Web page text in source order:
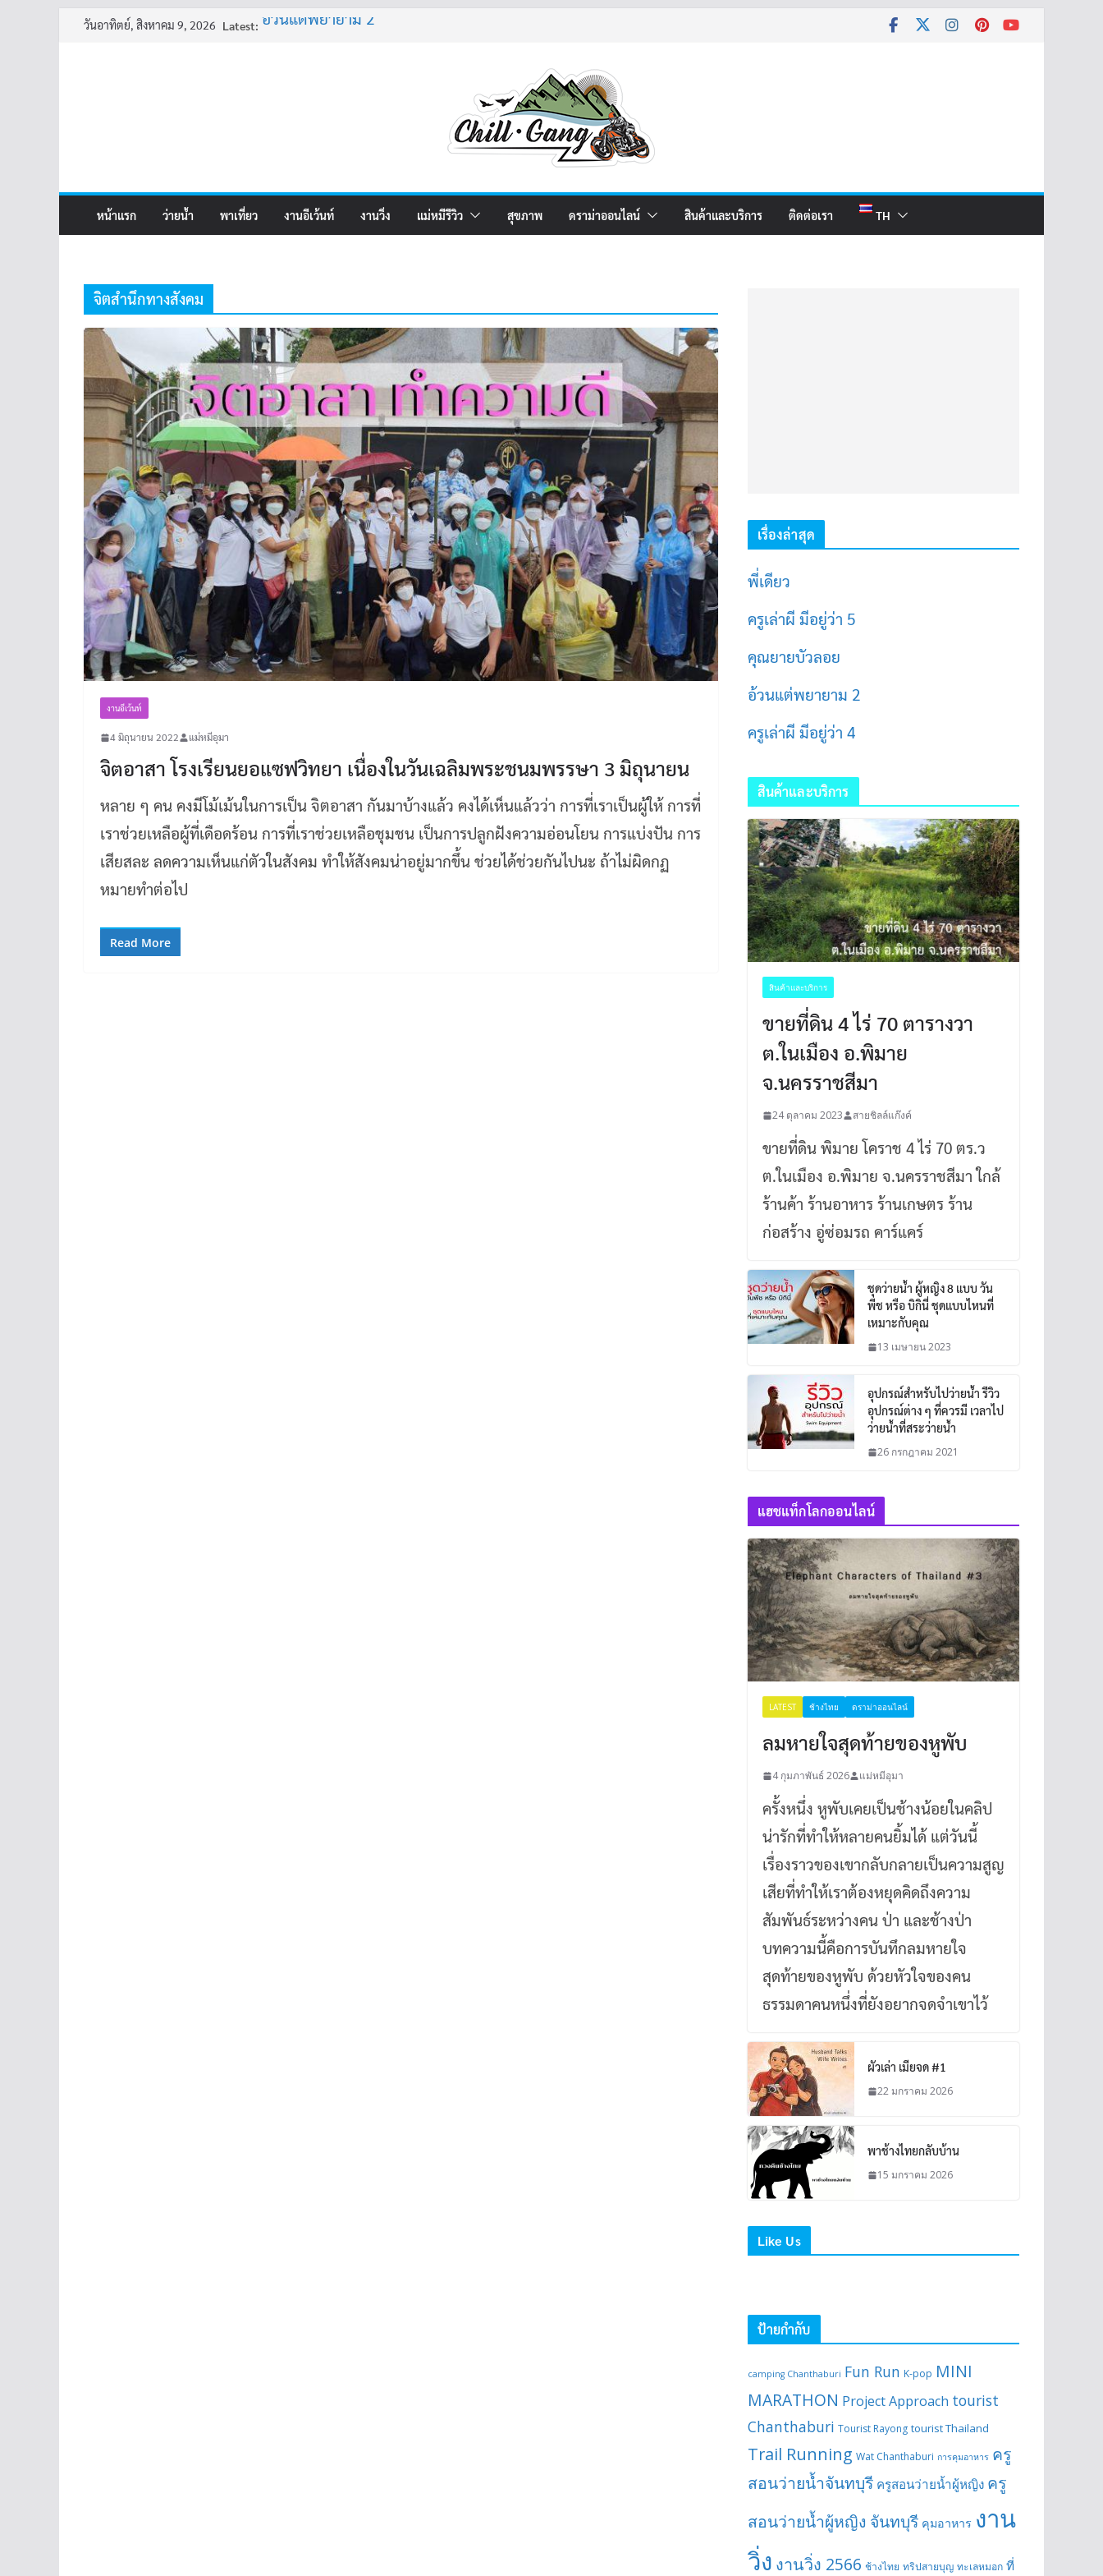
Skipวันอาทิตย์, สิงหาคม 9, 2026 Latest: อ้วนแต่พยายาม 2
หน้าแรก ว่ายน้ำ พาเที่ยว งานอีเว้นท์ งานวิ่ง แม่หมีรีวิว สุขภาพ ดราม่าออนไลน์ สินค้าและบริการ ติดต่อเรา TH
จิตสำนึกทางสังคม
งานอีเว้นท์
4 มิถุนายน 2022 แม่หมีอุมา
จิตอาสา โรงเรียนยอแซฟวิทยา เนื่องในวันเฉลิมพระชนมพรรษา 3 มิถุนายน
หลาย ๆ คน คงมีโม้เม้นในการเป็น จิตอาสา กันมาบ้างแล้ว คงได้เห็นแล้วว่า การที่เราเป็นผู้ให้ การที่
เราช่วยเหลือผู้ที่เดือดร้อน การที่เราช่วยเหลือชุมชน เป็นการปลูกฝังความอ่อนโยน การแบ่งปัน การ
เสียสละ ลดความเห็นแก่ตัวในสังคม ทำให้สังคมน่าอยู่มากขึ้น ช่วยได้ช่วยกันไปนะ ถ้าไม่ผิดกฏ
หมายทำต่อไป
Read More
เรื่องล่าสุด
พี่เดียว
ครูเล่าผี มีอยู่ว่า 5
คุณยายบัวลอย
อ้วนแต่พยายาม 2
ครูเล่าผี มีอยู่ว่า 4
สินค้าและบริการ
สินค้าและบริการ
ขายที่ดิน 4 ไร่ 70 ตารางวา
ต.ในเมือง อ.พิมาย
จ.นครราชสีมา
24 ตุลาคม 2023 สายชิลล์แก๊งค์
ขายที่ดิน พิมาย โคราช 4 ไร่ 70 ตร.ว
ต.ในเมือง อ.พิมาย จ.นครราชสีมา ใกล้
ร้านค้า ร้านอาหาร ร้านเกษตร ร้าน
ก่อสร้าง อู่ซ่อมรถ คาร์แคร์
ชุดว่ายน้ำ ผู้หญิง 8 แบบ วัน
พีช หรือ บิกินี่ ชุดแบบไหนที่
เหมาะกับคุณ
13 เมษายน 2023
อุปกรณ์สำหรับไปว่ายน้ำ รีวิว
อุปกรณ์ต่าง ๆ ที่ควรมี เวลาไป
ว่ายน้ำที่สระว่ายน้ำ
26 กรกฎาคม 2021
แฮชแท็กโลกออนไลน์
LATEST ช้างไทย ดราม่าออนไลน์
ลมหายใจสุดท้ายของหูพับ
4 กุมภาพันธ์ 2026 แม่หมีอุมา
ครั้งหนึ่ง หูพับเคยเป็นช้างน้อยในคลิป
น่ารักที่ทำให้หลายคนยิ้มได้ แต่วันนี้
เรื่องราวของเขากลับกลายเป็นความสูญ
เสียที่ทำให้เราต้องหยุดคิดถึงความ
สัมพันธ์ระหว่างคน ป่า และช้างป่า
บทความนี้คือการบันทึกลมหายใจ
สุดท้ายของหูพับ ด้วยหัวใจของคน
ธรรมดาคนหนึ่งที่ยังอยากจดจำเขาไว้
ผัวเล่า เมียจด #1
22 มกราคม 2026
พาช้างไทยกลับบ้าน
15 มกราคม 2026
Like Us
ป้ายกำกับ
camping Chanthaburi Fun Run K-pop MINI
MARATHON Project Approach tourist
Chanthaburi Tourist Rayong tourist Thailand
Trail Running Wat Chanthaburi การคุมอาหาร ครู
สอนว่ายน้ำจันทบุรี ครูสอนว่ายน้ำผู้หญิง ครู
สอนว่ายน้ำผู้หญิง จันทบุรี คุมอาหาร งาน
วิ่ง งานวิ่ง 2566 ช้างไทย ทริปสายบุญ ทะเลหมอก ที่